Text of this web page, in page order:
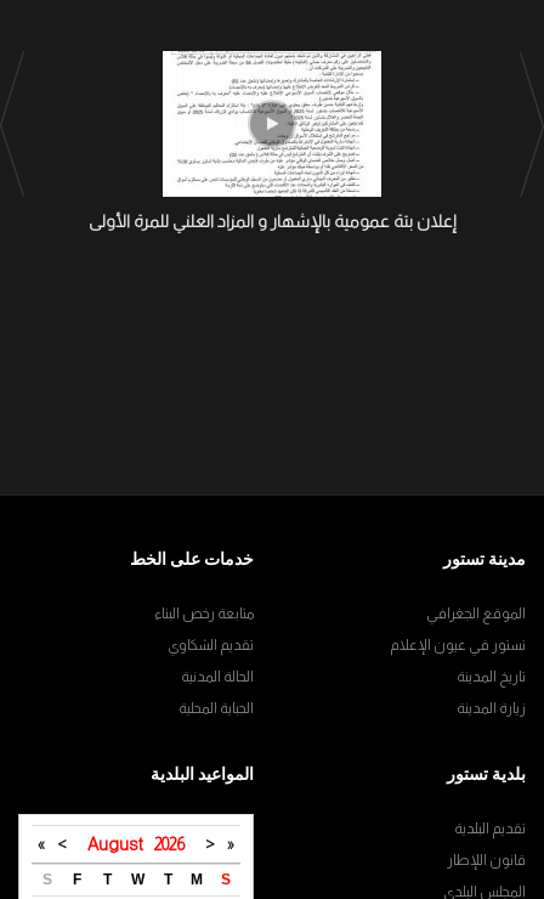
إعلان بتة عمومية بالإشهار و المزاد العلني للمرة الأولى
مدينة تستور
الموقع الجغرافي
تستور في عيون الإعلام
تاريخ المدينة
زيارة المدينة
خدمات على الخط
متابعة رخص البناء
تقديم الشكاوي
الحالة المدنية
الجباية المحلية
بلدية تستور
تقديم البلدية
قانون اللإطار
المجلس البلدي
المواعيد البلدية
«
<
August 2026
>
»
S
M
T
W
T
F
S